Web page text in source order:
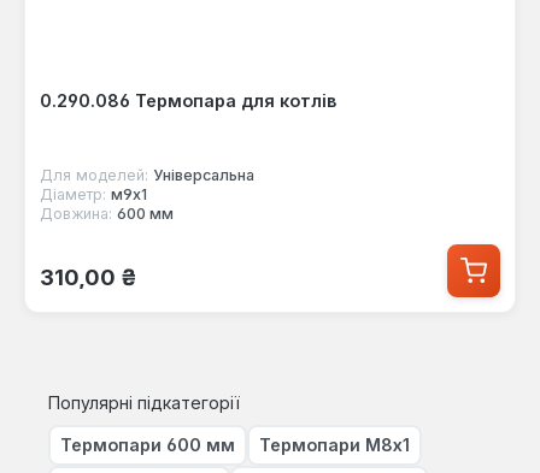
0.290.086 Термопара для котлів
Для моделей: Універсальна
Діаметр: м9х1
Довжина: 600 мм
Звичайна ціна:
310,00 ₴
Популярні підкатегорії
Термопари 600 мм Термопари М8х1